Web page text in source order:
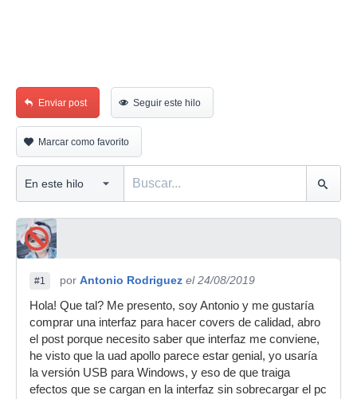
Enviar post Seguir este hilo
Marcar como favorito
#1 por Antonio Rodriguez el 24/08/2019
Hola! Que tal? Me presento, soy Antonio y me gustaría
comprar una interfaz para hacer covers de calidad, abro
el post porque necesito saber que interfaz me conviene,
he visto que la uad apollo parece estar genial, yo usaría
la versión USB para Windows, y eso de que traiga
efectos que se cargan en la interfaz sin sobrecargar el pc